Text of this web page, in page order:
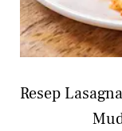
Resep